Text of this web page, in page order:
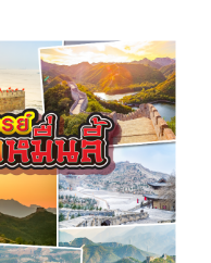
ด้รวบรวม 10
าด ตั้งแต่จุดเริ่ม
ะวันตกมาไว้ให้ได้